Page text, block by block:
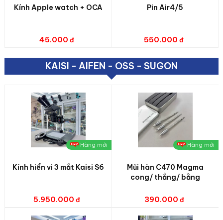
Kính Apple watch + OCA
45.000
Pin Air4/5
550.000
KAISI - AIFEN - OSS - SUGON
Hàng mới
Kính hiển vi 3 mắt Kaisi S6
5.950.000
Hàng mới
Mũi hàn C470 Magma
cong/ thẳng/ bằng
390.000